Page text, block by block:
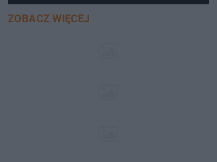
ZOBACZ WIĘCEJ